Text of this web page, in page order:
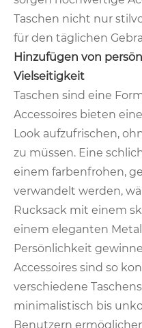
Taschen nicht nur
für den täglichen
Hinzufügen von
Vielseitigkeit
Taschen sind eine
Accessoires bieten
Look aufzufrischen,
zu müssen. Eine
einem farbenfrohen,
verwandelt werden,
Rucksack mit einem
einem eleganten
Persönlichkeit
Accessoires sind so
verschiedene
minimalistisch bis
Benutzern